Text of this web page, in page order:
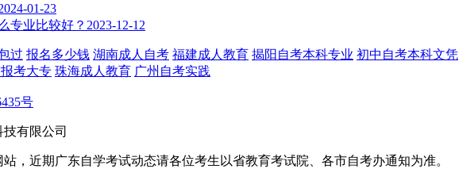
01-23
专业比较好？ 2023-12-12
过 报名多少钱 湖南成人自考 福建成人教育 揭阳自考本科专业 初中自考本科文凭
考大专 珠海成人教育 广州自考实践
号
有限公司
，近期广东自学考试动态请各位考生以省教育考试院、各市自考办通知为准。